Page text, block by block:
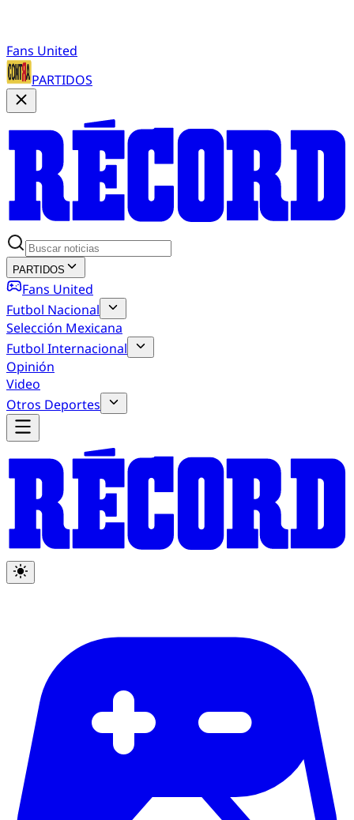
Fans United
PARTIDOS
PARTIDOS
Fans United
Futbol Nacional
Selección Mexicana
Futbol Internacional
Opinión
Video
Otros Deportes